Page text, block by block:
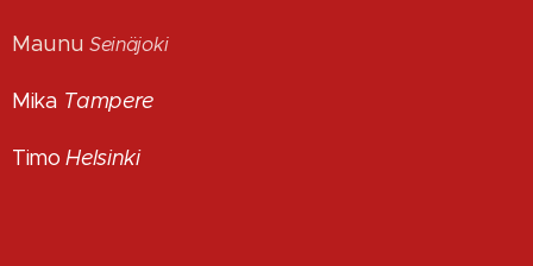
Maunu Seinäjoki
Mika Tampere
Timo Helsinki